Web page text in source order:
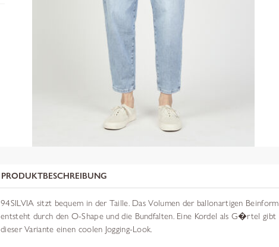
PRODUKTBESCHREIBUNG
94SILVIA sitzt bequem in der Taille. Das Volumen der ballonartigen Beinform
entsteht durch den O-Shape und die Bundfalten. Eine Kordel als G�rtel gibt
dieser Variante einen coolen Jogging-Look.